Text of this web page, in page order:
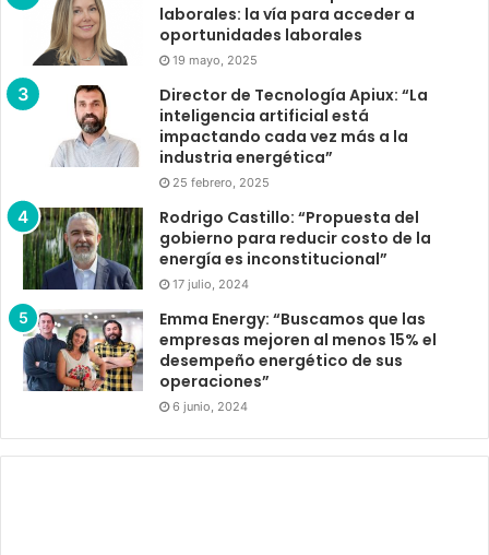
laborales: la vía para acceder a
oportunidades laborales
19 mayo, 2025
Director de Tecnología Apiux: “La
inteligencia artificial está
impactando cada vez más a la
industria energética”
25 febrero, 2025
Rodrigo Castillo: “Propuesta del
gobierno para reducir costo de la
energía es inconstitucional”
17 julio, 2024
Emma Energy: “Buscamos que las
empresas mejoren al menos 15% el
desempeño energético de sus
operaciones”
6 junio, 2024